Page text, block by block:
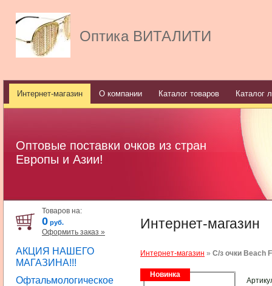
Оптика ВИТАЛИТИ
Интернет-магазин О компании Каталог товаров Каталог
Оптовые поставки очков из стран
Европы и Азии!
Товаров на:
0 руб.
Оформить заказ »
АКЦИЯ НАШЕГО
МАГАЗИНА!!!
Офтальмологическое
Интернет-магазин
Интернет-магазин » С/з очки Beach
Новинка